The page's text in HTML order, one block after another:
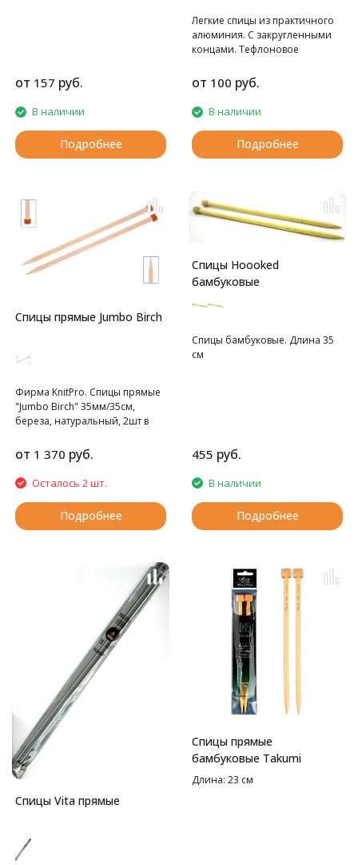
от 157 руб.
В наличии
Подробнее
Легкие спицы из практичного
алюминия. С закругленными
концами. Тефлоновое
покрытие обеспечивает
гладкое скольжение пряжи.
Ограничитель на спице
препятствует соскальзыванию
петель.
от 100 руб.
В наличии
Подробнее
Спицы прямые Jumbo Birch
Фирма KnitPro. Спицы прямые
"Jumbo Birch" 35мм/35см,
береза, натуральный, 2шт в
от 1 370 руб.
Осталось 2 шт.
Подробнее
Спицы Hoooked
бамбуковые
Спицы бамбуковые. Длина 35
см
455 руб.
В наличии
Подробнее
Спицы Vita прямые
Спицы прямые
бамбуковые Takumi
Длина: 23 см